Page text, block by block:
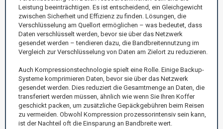
Leistung beeinträchtigen. Es ist entscheidend, ein Gleichgewicht
zwischen Sicherheit und Effizienz zu finden. Lösungen, die
Verschlüsselung am Quellort ermöglichen – was bedeutet, dass
Daten verschlüsselt werden, bevor sie über das Netzwerk
gesendet werden – tendieren dazu, die Bandbreitennutzung im
Vergleich zur Verschlüsselung von Daten am Zielort zu reduzieren.
Auch Kompressionstechnologie spielt eine Rolle. Einige Backup-
Systeme komprimieren Daten, bevor sie über das Netzwerk
gesendet werden. Dies reduziert die Gesamtmenge an Daten, die
transferiert werden müssen, ähnlich wie wenn Sie Ihren Koffer
geschickt packen, um zusätzliche Gepäckgebühren beim Reisen
zu vermeiden. Obwohl Kompression prozessorintensiv sein kann,
ist der Nachteil oft die Einsparung an Bandbreite wert.